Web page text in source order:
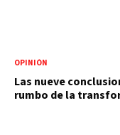
OPINIÓN
Las nueve
rumbo de la